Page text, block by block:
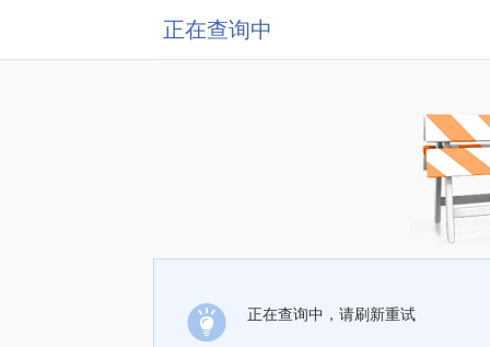
正在查询中
正在查询中，请刷新重试